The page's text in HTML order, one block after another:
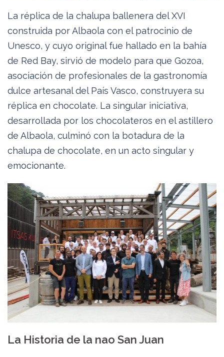
La réplica de la chalupa ballenera del XVI
construida por Albaola con el patrocinio de
Unesco, y cuyo original fue hallado en la bahía
de Red Bay, sirvió de modelo para que Gozoa,
asociación de profesionales de la gastronomía
dulce artesanal del País Vasco, construyera su
réplica en chocolate. La singular iniciativa,
desarrollada por los chocolateros en el astillero
de Albaola, culminó con la botadura de la
chalupa de chocolate, en un acto singular y
emocionante.
La Historia de la nao San Juan